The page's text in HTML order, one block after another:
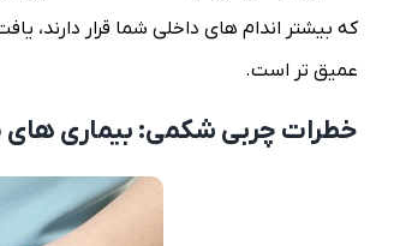
عمیق تر است.
خطرات چربی شکمی: بیماری های